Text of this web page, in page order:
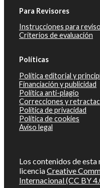
Para Revisores
Instrucciones para
Criterios de evaluación
Políticas
Política editorial y
Financiación y publicidad
Política anti-plagio
Correcciones y
Política de privacidad
Política de cookies
Aviso legal
Los contenidos de
licenciaCreative
Internacional (CC BY